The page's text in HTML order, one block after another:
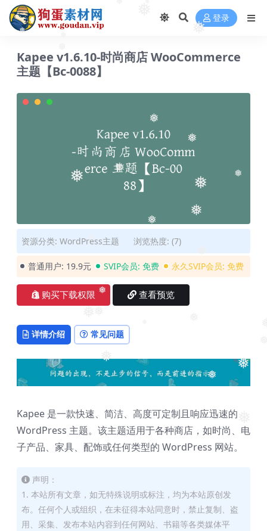
❅
❅
❅
❅
❅
❅
❅
❅
❅
❅
❅
❅
❅
❅
❅
❅
❅
登录
Kapee v1.6.10-时尚商店 WooCommerce
主题【Bc-0088】
资源分类: WordPress主题 浏览热度: (7)
普通用户: 19.9元 SVIP会员: 免费 永久SVIP会员: 免费
购买下载权限 查看预览
详情介绍 常见问题
Kapee 是一款快速、简洁、高度可定制且响应迅速的
WordPress 主题。该主题适用于各种商店，如时尚、电
子产品、家具、配饰或任何类型的 WordPress 网站。
声明：
1. 本站所有文章，如无特殊说明或标注，均为本站原创发
布。任何个人或组织，在未征得本站同意时，禁止复制、盗
用、采集、发布本站内容到任何网站、书籍等各类媒体平